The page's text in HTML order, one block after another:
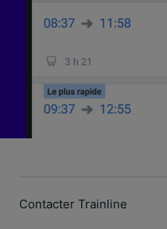
Contacter Trainline